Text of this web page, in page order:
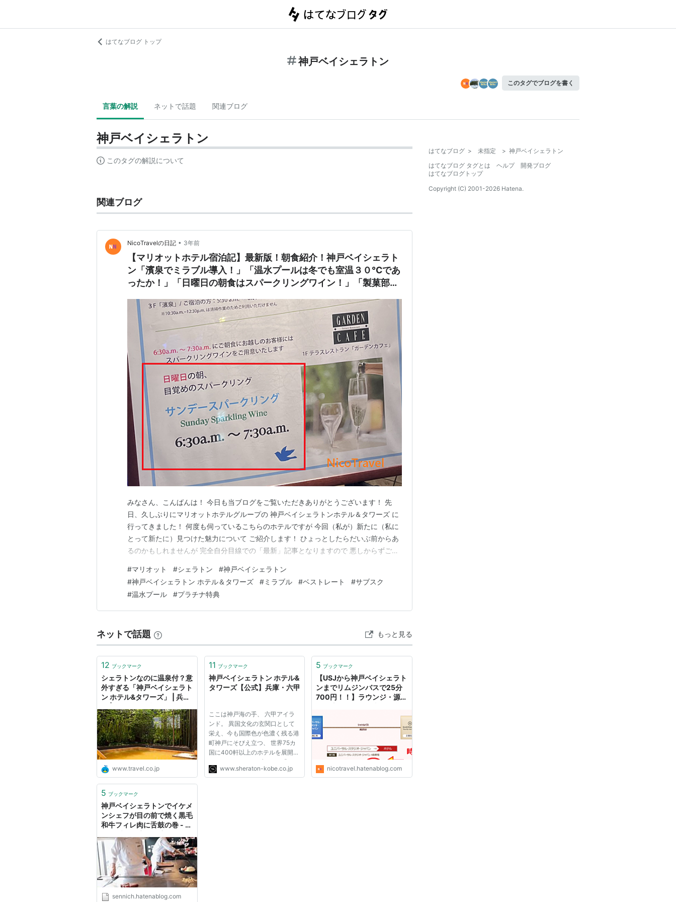
はてなブログ トップ
神戸ベイシェラトン
このタグでブログを書く
言葉の解説 ネットで話題 関連ブログ
神戸ベイシェラトン
このタグの解説について
関連ブログ
NicoTravelの日記 • 3年前
【マリオットホテル宿泊記】最新版！朝食紹介！神戸ベイシェラト
ン「濱泉でミラブル導入！」「温水プールは冬でも室温３０℃であ
ったか！」「日曜日の朝食はスパークリングワイン！」「製菓部の
みなさん、こんばんは！ 今日も当ブログをご覧いただきありがとうございます！ 先
日、久しぶりにマリオットホテルグループの 神戸ベイシェラトンホテル＆タワーズ に
行ってきました！ 何度も伺っているこちらのホテルですが 今回（私が）新たに（私に
とって新たに）見つけた魅力について ご紹介します！ ひょっとしたらだいぶ前からあ
るのかもしれませんが 完全自分目線での「最新」記事となりますので 悪しからずご了
す！ ではでは行ってみましょう～！ まずはこちらから！ 日曜日の朝は朝食バイキング
でスパークリングワインをご提供！ え？朝から…
#マリオット #シェラトン #神戸ベイシェラトン
#神戸ベイシェラトン ホテル＆タワーズ #ミラブル #ベストレート #サブスク
#温水プール #プラチナ特典
ネットで話題 もっと見る
12 ブックマーク
シェラトンなのに温泉付？意
外すぎる「神戸ベイシェラト
ン ホテル&タワーズ」 | 兵庫
www.travel.co.jp
11 ブックマーク
神戸ベイシェラトン ホテル&
タワーズ【公式】兵庫・六甲
ここは神戸海の手、 六甲アイラ
ンド。 異国文化の玄関口として
栄え、今も国際色が色濃く残る港
町神戸にそびえ立つ、 世界75カ
国に400軒以上のホテルを展開す
るワールドワイドブランド「シェ
ラトン」。 西洋の機能性に日本
www.sheraton-kobe.co.jp
5 ブックマーク
【USJから神戸ベイシェラト
ンまでリムジンバスで25分
700円！！】ラウンジ・源泉
体はホテルニュー淡路でお墨
付き！朝食のコーヒー「BAY
ブレンド」は必飲！！ -
NicoTravelの日記
nicotravel.hatenablog.com
5 ブックマーク
神戸ベイシェラトンでイケメ
ンシェフが目の前で焼く黒毛
和牛フィレ肉に舌鼓の巻 - 千
のはてな？に答える
sennich.hatenablog.com
はてなブログ > 未指定 > 神戸ベイシェラトン
はてなブログ タグとは
ヘルプ
開発ブログ
はてなブログトップ
Copyright (C) 2001-2026 Hatena.